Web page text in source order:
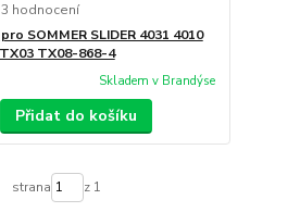
3 hodnocení
SOMMER SLIDER 4031 4010
TX08-868-4
Skladem v Brandýse
Přidat do košíku
strana z 1